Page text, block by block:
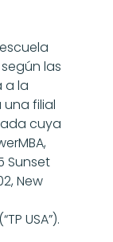
las
a la
filial
cuya
Sunset
New
USA”).